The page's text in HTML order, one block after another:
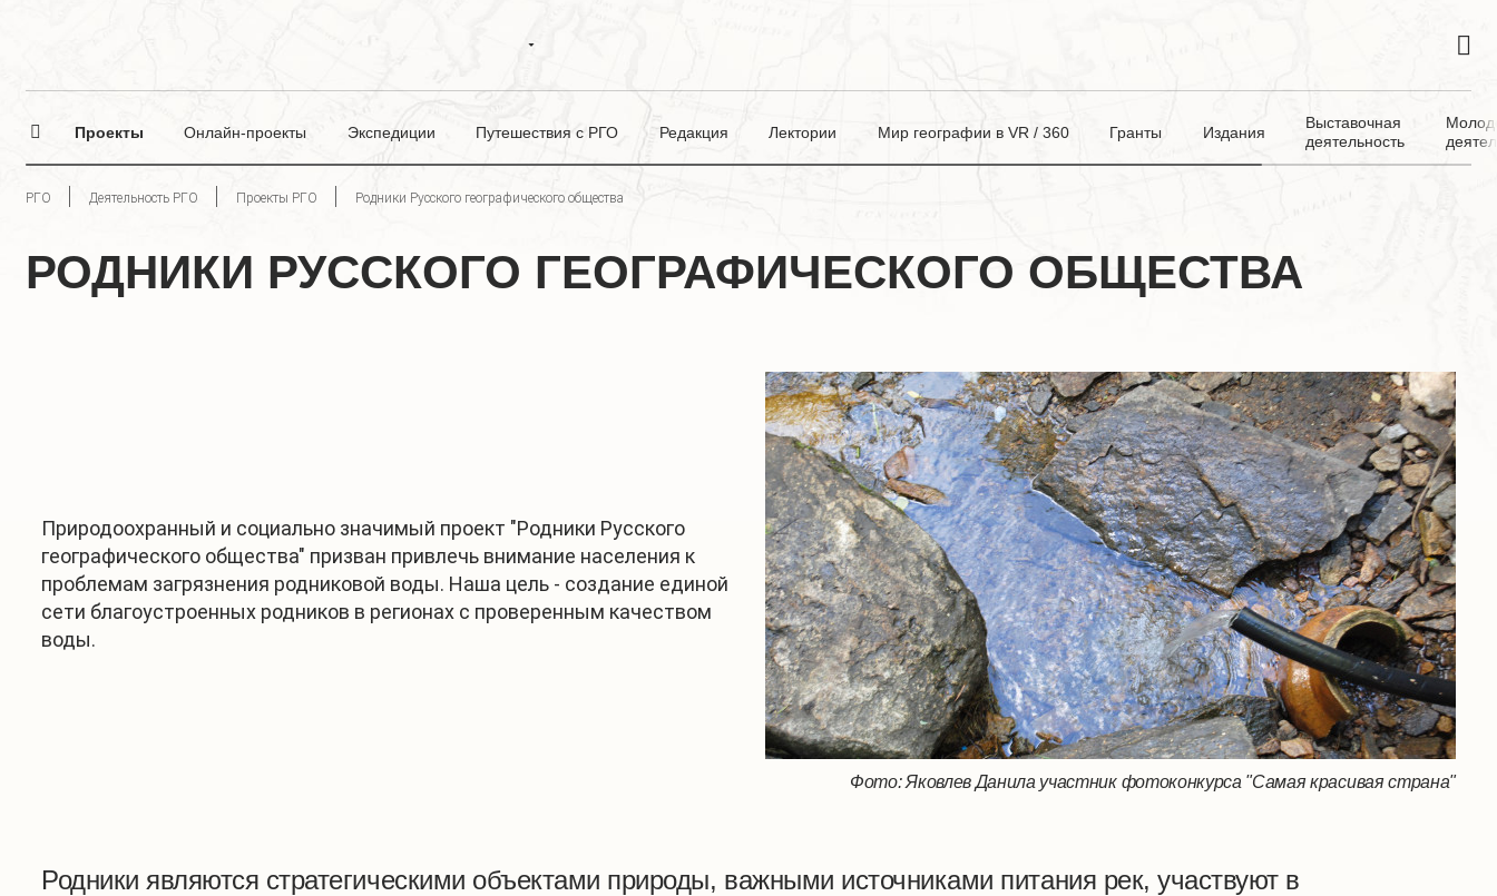
Проекты Онлайн-проекты Экспедиции Путешествия с РГО Редакция Лектории Мир географии в VR / 360 Гранты Издания
Выставочная
деятельность
РГО Деятельность РГО Проекты РГО Родники Русского географического общества
РОДНИКИ РУССКОГО ГЕОГРАФИЧЕСКОГО ОБЩЕСТВА
Природоохранный и социально значимый проект "Родники Русского
географического общества" призван привлечь внимание населения к
проблемам загрязнения родниковой воды. Наша цель - создание единой
сети благоустроенных родников в регионах с проверенным качеством
воды.
Фото: Яковлев Данила участник фотоконкурса "Самая красивая страна"
Родники являются стратегическими объектами природы, важными источниками питания рек, участвуют в